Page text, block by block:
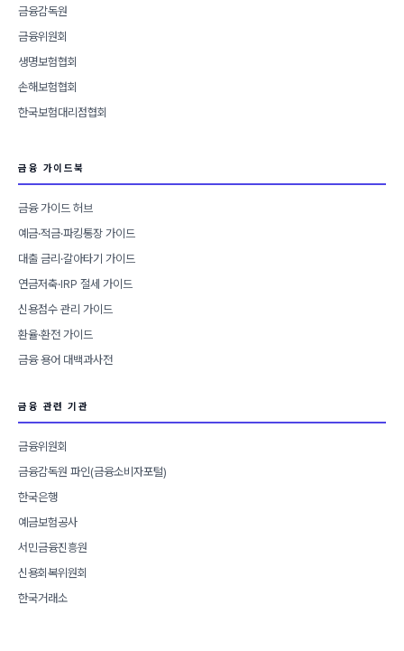
금융감독원
금융위원회
생명보험협회
손해보험협회
한국보험대리점협회
금융 가이드북
금융 가이드 허브
예금·적금·파킹통장 가이드
대출 금리·갈아타기 가이드
연금저축·IRP 절세 가이드
신용점수 관리 가이드
환율·환전 가이드
금융 용어 대백과사전
금융 관련 기관
금융위원회
금융감독원 파인(금융소비자포털)
한국은행
예금보험공사
서민금융진흥원
신용회복위원회
한국거래소